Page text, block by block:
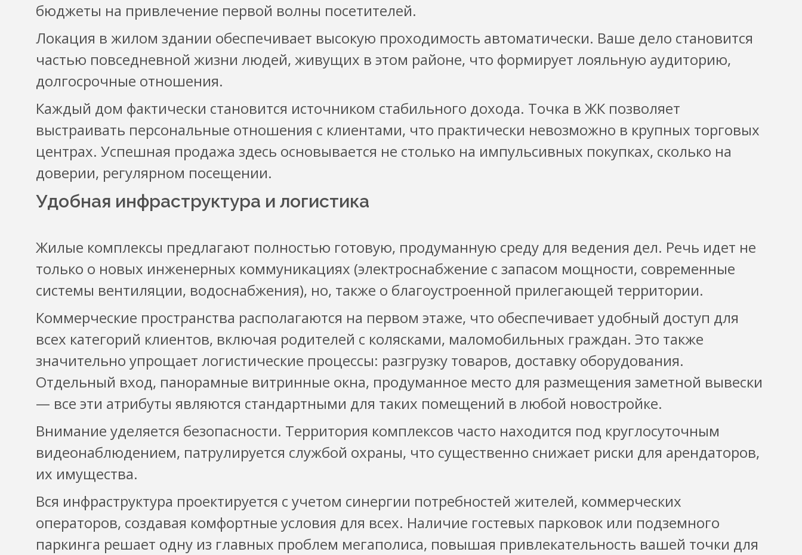
бюджеты на привлечение первой волны посетителей.
Локация в жилом здании обеспечивает высокую проходимость автоматически. Ваше дело становится
частью повседневной жизни людей, живущих в этом районе, что формирует лояльную аудиторию,
долгосрочные отношения.
Каждый дом фактически становится источником стабильного дохода. Точка в ЖК позволяет
выстраивать персональные отношения с клиентами, что практически невозможно в крупных торговых
центрах. Успешная продажа здесь основывается не столько на импульсивных покупках, сколько на
доверии, регулярном посещении.
Удобная инфраструктура и логистика
Жилые комплексы предлагают полностью готовую, продуманную среду для ведения дел. Речь идет не
только о новых инженерных коммуникациях (электроснабжение с запасом мощности, современные
системы вентиляции, водоснабжения), но, также о благоустроенной прилегающей территории.
Коммерческие пространства располагаются на первом этаже, что обеспечивает удобный доступ для
всех категорий клиентов, включая родителей с колясками, маломобильных граждан. Это также
значительно упрощает логистические процессы: разгрузку товаров, доставку оборудования.
Отдельный вход, панорамные витринные окна, продуманное место для размещения заметной вывески
— все эти атрибуты являются стандартными для таких помещений в любой новостройке.
Внимание уделяется безопасности. Территория комплексов часто находится под круглосуточным
видеонаблюдением, патрулируется службой охраны, что существенно снижает риски для арендаторов,
их имущества.
Вся инфраструктура проектируется с учетом синергии потребностей жителей, коммерческих
операторов, создавая комфортные условия для всех. Наличие гостевых парковок или подземного
паркинга решает одну из главных проблем мегаполиса, повышая привлекательность вашей точки для